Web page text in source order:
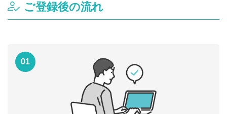
ご登録後の流れ
01